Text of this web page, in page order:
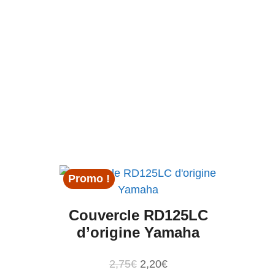
Promo !
Couvercle RD125LC
d’origine Yamaha
2,75€ Le
2,20€Le